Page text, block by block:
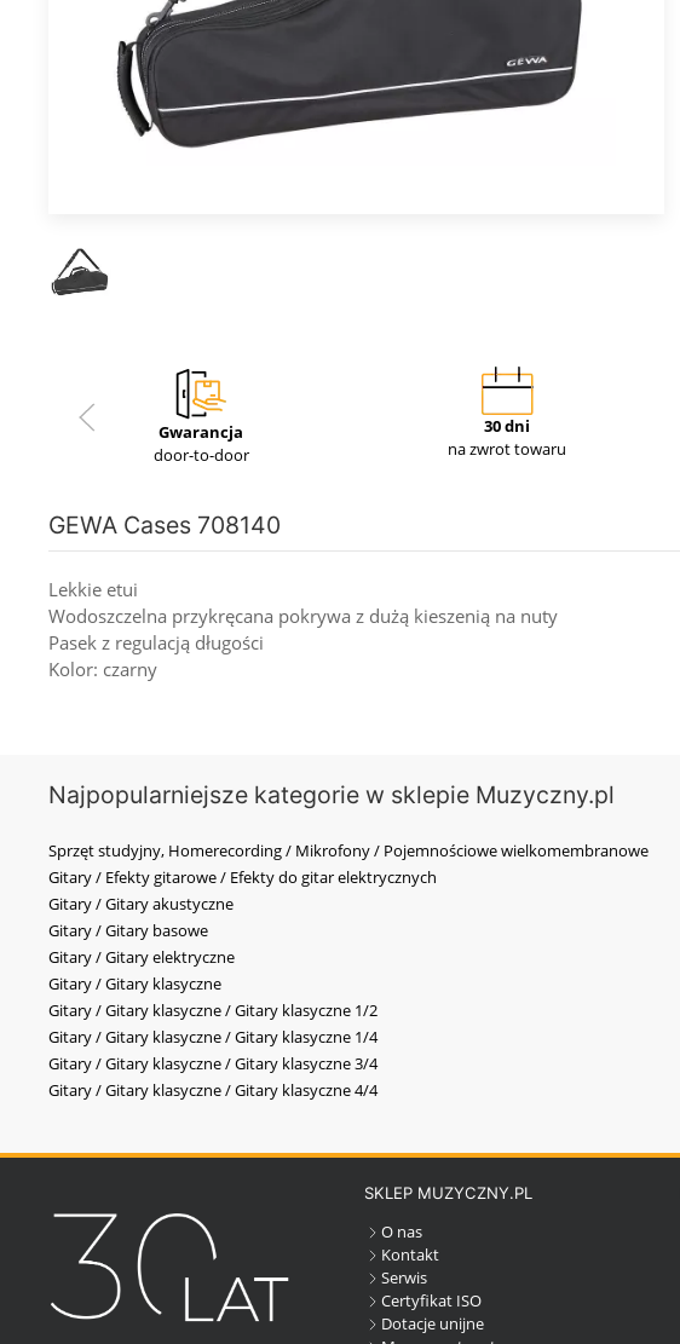
Gwarancja
door-to-door
30 dni
na zwrot towaru
GEWA Cases 708140
Lekkie etui
Wodoszczelna przykręcana pokrywa z dużą kieszenią na nuty
Pasek z regulacją długości
Kolor: czarny
Najpopularniejsze kategorie w sklepie Muzyczny.pl
Sprzęt studyjny, Homerecording / Mikrofony / Pojemnościowe wielkomembranowe
Gitary / Efekty gitarowe / Efekty do gitar elektrycznych
Gitary / Gitary akustyczne
Gitary / Gitary basowe
Gitary / Gitary elektryczne
Gitary / Gitary klasyczne
Gitary / Gitary klasyczne / Gitary klasyczne 1/2
Gitary / Gitary klasyczne / Gitary klasyczne 1/4
Gitary / Gitary klasyczne / Gitary klasyczne 3/4
Gitary / Gitary klasyczne / Gitary klasyczne 4/4
SKLEP MUZYCZNY.PL
O nas
Kontakt
Serwis
Certyfikat ISO
Dotacje unijne